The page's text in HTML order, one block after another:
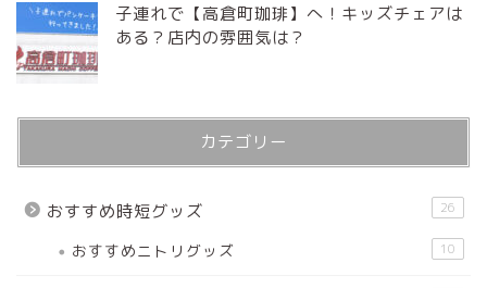
子連れで【高倉町珈琲】へ！キッズチェアは
ある？店内の雰囲気は？
カテゴリー
おすすめ時短グッズ 26
おすすめニトリグッズ 10